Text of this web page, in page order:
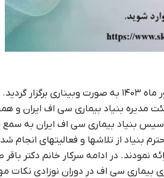
پنجمین مراسم روز جهانی سی اف در ایران توسط بنیاد سی اف ایران در تاریخ ۲۲ شهریور ماه ۱۴۰۳ به صورت
مدیره بنیاد بیماری سی اف ایران و
بنیاد بیماری سی اف ایران به
بنیاد از تلاشها و فعالیتهای انجام
نمودند. در ادامه سرکار خانم دکتر
بیماری سی اف در دوران نوزادی نکات